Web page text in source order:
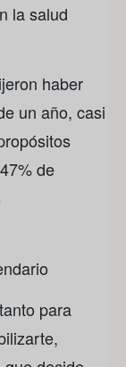
la salud
haber
un año, casi
de
para